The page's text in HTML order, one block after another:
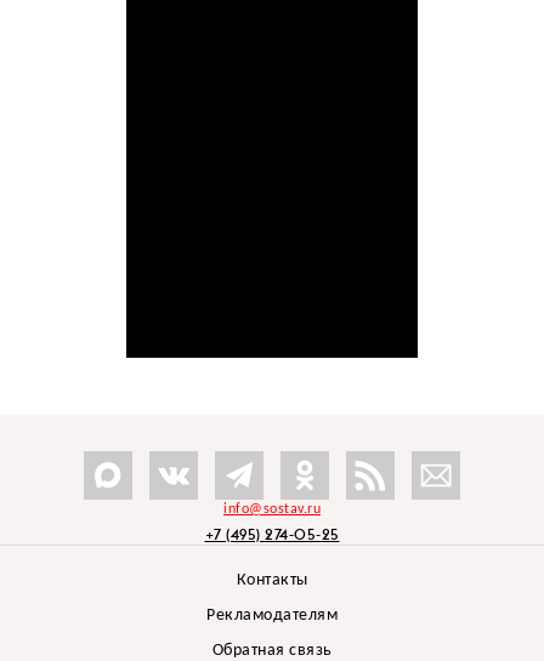
info@sostav.ru
+7 (495) 274-05-25
Контакты
Рекламодателям
Обратная связь